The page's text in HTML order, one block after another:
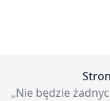
„Nie będzie